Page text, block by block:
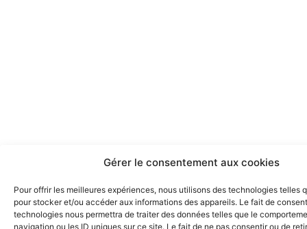
Gérer le consentement aux cookies
Pour offrir les meilleures expériences, nous utilisons des technologies telles
pour stocker et/ou accéder aux informations des appareils. Le fait de
technologies nous permettra de traiter des données telles que le
navigation ou les ID uniques sur ce site. Le fait de ne pas consentir ou de